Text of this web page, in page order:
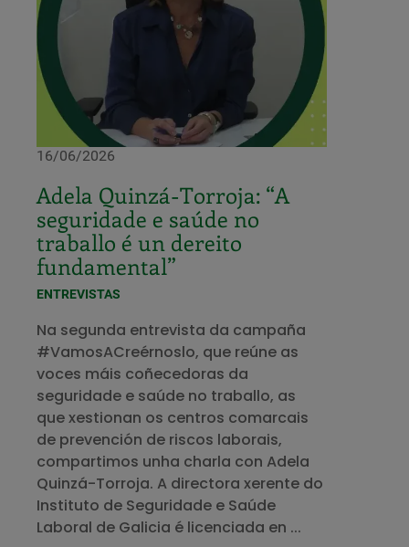
16/06/2026
Adela Quinzá-Torroja: “A
seguridade e saúde no
traballo é un dereito
fundamental”
ENTREVISTAS
Na segunda entrevista da campaña
#VamosACreérnoslo, que reúne as
voces máis coñecedoras da
seguridade e saúde no traballo, as
que xestionan os centros comarcais
de prevención de riscos laborais,
compartimos unha charla con Adela
Quinzá-Torroja. A directora xerente do
Instituto de Seguridade e Saúde
Laboral de Galicia é licenciada en ...